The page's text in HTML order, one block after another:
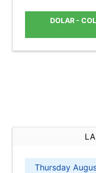
DOLAR -
Thursday